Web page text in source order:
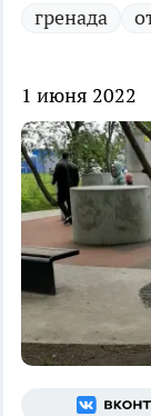
гренада
1 июня 2022